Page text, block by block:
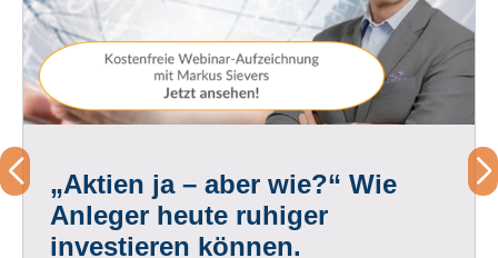
„Aktien ja – aber wie?“ Wie
Anleger heute ruhiger
investieren können.